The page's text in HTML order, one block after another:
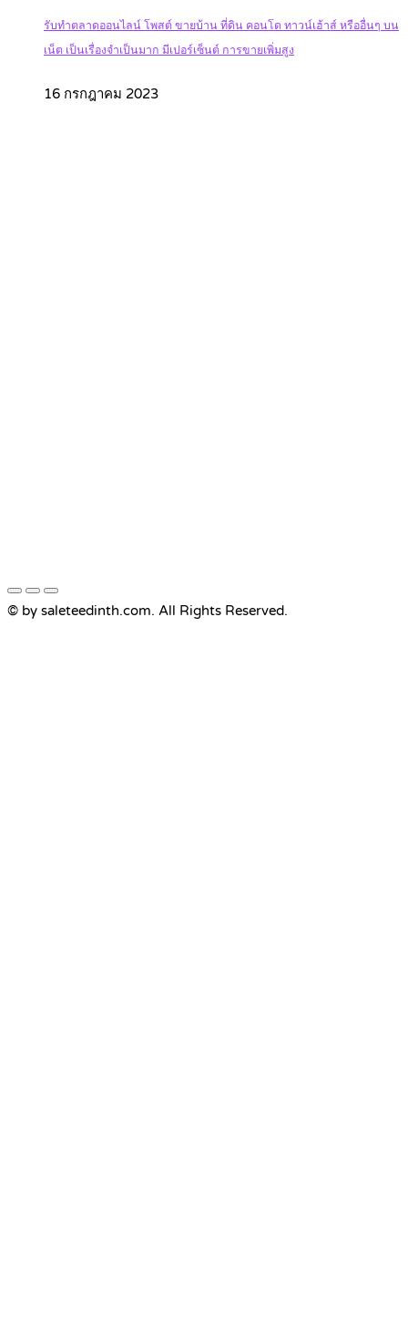
รับทำตลาดออนไลน์ โพสต์ ขายบ้าน ที่ดิน คอนโด ทาวน์เฮ้าส์ หรืออื่นๆ บน
เน็ต เป็นเรื่องจำเป็นมาก มีเปอร์เซ็นต์ การขายเพิ่มสูง
16 กรกฎาคม 2023
© by saleteedinth.com. All Rights Reserved.